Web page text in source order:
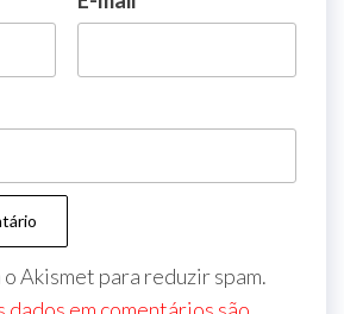
Akismet para reduzir spam.